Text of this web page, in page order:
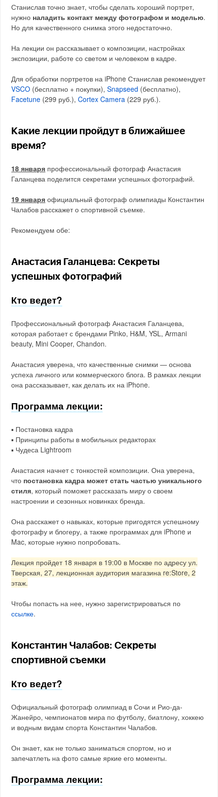
Станислав точно знает, чтобы сделать хороший портрет,
нужно наладить контакт между фотографом и моделью.
Но для качественного снимка этого недостаточно.
На лекции он рассказывает о композиции, настройках
экспозиции, работе со светом и человеком в кадре.
Для обработки портретов на iPhone Станислав рекомендует
VSCO (бесплатно + покупки),Snapseed (бесплатно),
Facetune (299 руб.),Cortex Camera (229 руб.).
Какие лекции пройдут в ближайшее
время?
18 января профессиональный фотограф Анастасия
Галанцева поделится секретами успешных фотографий.
19 января официальный фотограф олимпиады Константин
Чалабов расскажет о спортивной съемке.
Рекомендуем обе:
Анастасия Галанцева: Секреты
успешных фотографий
Кто ведет?
Профессиональный фотограф Анастасия Галанцева,
которая работает с брендами Pinko, H&M, YSL, Armani
beauty, Mini Cooper, Chandon.
Анастасия уверена, что качественные снимки — основа
успеха личного или коммерческого блога. В рамках лекции
она рассказывает, как делать их на iPhone.
Программа лекции:
▪️ Постановка кадра
▪️ Принципы работы в мобильных редакторах
▪️ Чудеса Lightroom
Анастасия начнет с тонкостей композиции. Она уверена,
что постановка кадра может стать частью уникального
стиля, который поможет рассказать миру о своем
настроении и сезонных новинках бренда.
Она расскажет о навыках, которые пригодятся успешному
фотографу и блогеру, а также программах для iPhone и
Mac, которые нужно попробовать.
Лекция пройдет 18 января в 19:00 в Москве по адресу ул.
Тверская, 27, лекционная аудитория магазина re:Store, 2
этаж.
Чтобы попасть на нее, нужно зарегистрироваться по
ссылке.
Константин Чалабов: Секреты
спортивной съемки
Кто ведет?
Официальный фотограф олимпиад в Сочи и Рио-да-
Жанейро, чемпионатов мира по футболу, биатлону, хоккею
и водным видам спорта Константин Чалабов.
Он знает, как не только заниматься спортом, но и
запечатлеть на фото самые яркие его моменты.
Программа лекции: